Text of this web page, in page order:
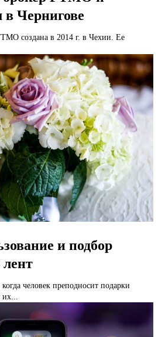
Чернигове
создана в 2014 г. в Чехии. Ее
и подбор
человек преподносит подарки
их...